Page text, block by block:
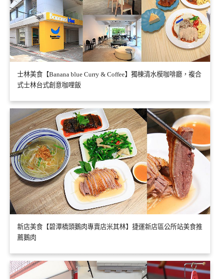
士林美食【Banana blue Curry & Coffee】獨棟清水模咖啡廳，複合
式士林台式創意咖哩飯
新店美食【碧潭橋頭鵝肉專賣店米其林】捷運新店區公所站美食推
薦鵝肉